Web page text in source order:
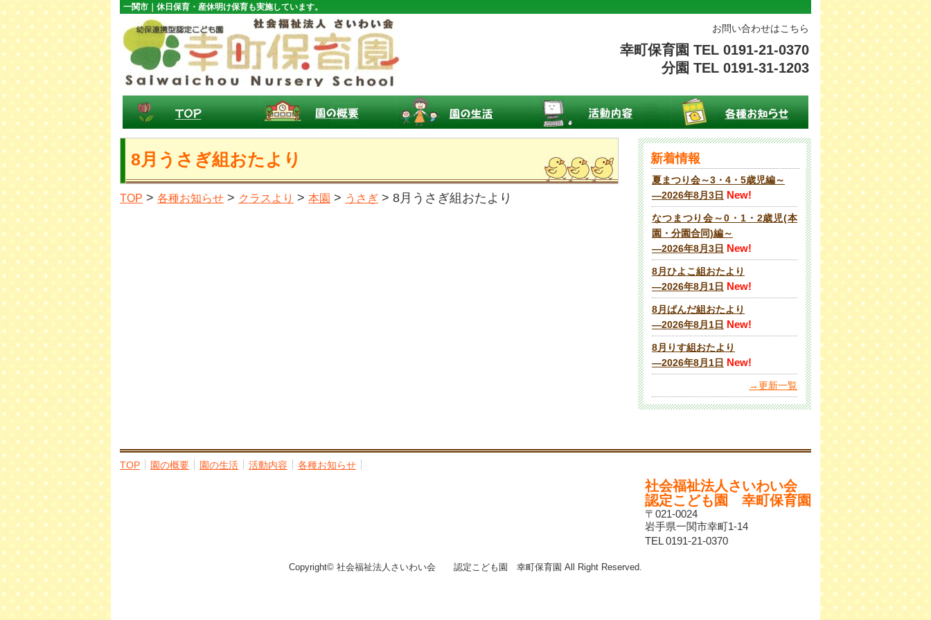
一関市｜休日保育・産休明け保育も実施しています。
お問い合わせはこちら
幸町保育園 TEL 0191-21-0370
分園 TEL 0191-31-1203
8月うさぎ組おたより
TOP > 各種お知らせ > クラスより > 本園 > うさぎ > 8月うさぎ組おたより
新着情報
夏まつり会～3・4・5歳児編～
―2026年8月3日 New!
なつまつり会～0・1・2歳児(本
園・分園合同)編～
―2026年8月3日 New!
8月ひよこ組おたより
―2026年8月1日 New!
8月ぱんだ組おたより
―2026年8月1日 New!
8月りす組おたより
―2026年8月1日 New!
→更新一覧
TOP 園の概要 園の生活 活動内容 各種お知らせ
社会福祉法人さいわい会
認定こども園 幸町保育園
〒021-0024
岩手県一関市幸町1-14
TEL 0191-21-0370
Copyright© 社会福祉法人さいわい会 認定こども園 幸町保育園 All Right Reserved.